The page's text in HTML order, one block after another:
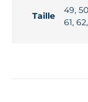
Taille
49,
61,